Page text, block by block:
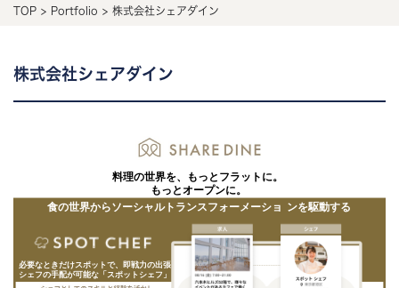
TOP > Portfolio > 株式会社シェアダイン
株式会社シェアダイン